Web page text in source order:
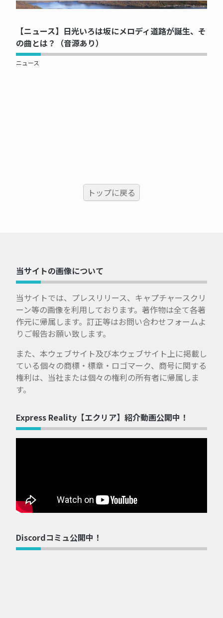
NOW PRINTING...
【ニュース】日光いろは坂にメロディ道路が誕生、そ
の曲とは？（音源あり）
ニュース
トップに戻る
当サイトの画像について
当サイトでは、プレスリリース、キャプチャースクリ
ーン等の画像を利用しております。著作物は全て各著
作元に帰属します。訂正等はお問い合わせフォームよ
りご報告お願い致します。
また、本ウェブサイト及び本ウェブサイト上に掲載し
ている個々の商標・標章・ロゴマーク、商号に関する
権利は、当社または個々の権利の所有者に帰属しま
す。
Express Reality【エクリア】紹介動画公開中！
Discordコミュ公開中！